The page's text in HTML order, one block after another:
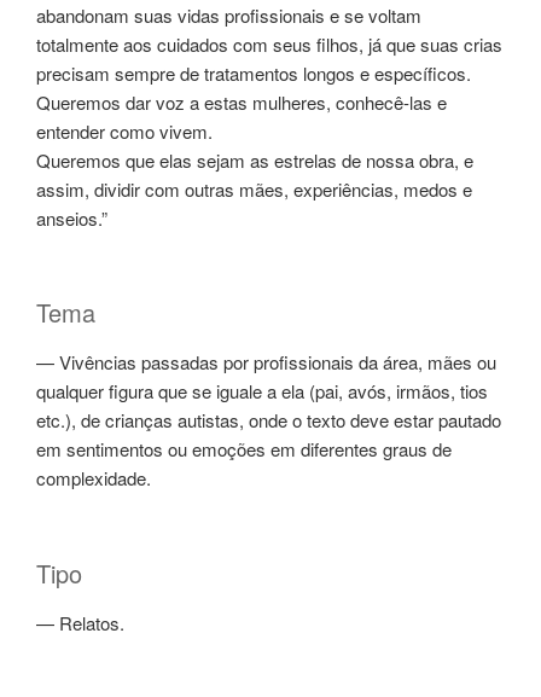
abandonam suas vidas profissionais e se voltam
totalmente aos cuidados com seus filhos, já que suas crias
precisam sempre de tratamentos longos e específicos.
Queremos dar voz a estas mulheres, conhecê-las e
entender como vivem.
Queremos que elas sejam as estrelas de nossa obra, e
assim, dividir com outras mães, experiências, medos e
anseios.”
Tema
— Vivências passadas por profissionais da área, mães ou
qualquer figura que se iguale a ela (pai, avós, irmãos, tios
etc.), de crianças autistas, onde o texto deve estar pautado
em sentimentos ou emoções em diferentes graus de
complexidade.
Tipo
— Relatos.